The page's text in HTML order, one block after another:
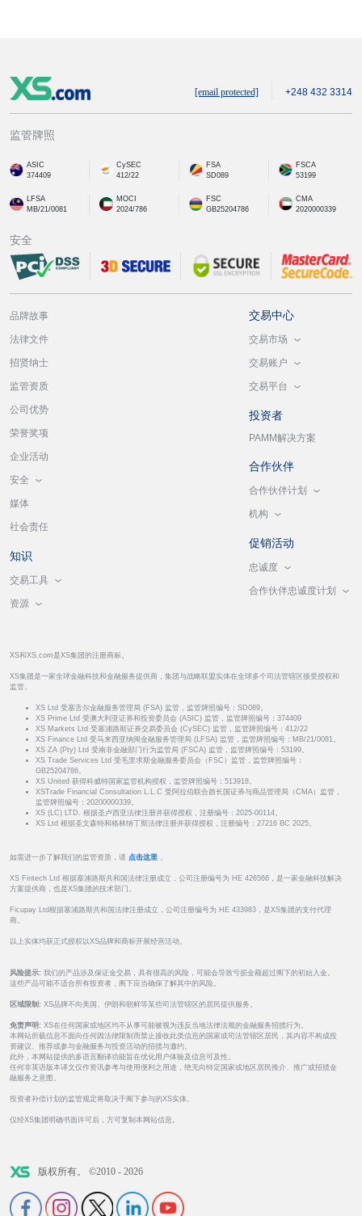
[email protected] +248 432 3314
监管牌照
ASIC
374409
CySEC
412/22
FSA
SD089
FSCA
53199
LFSA
MB/21/0081
MOCI
2024/786
FSC
GB25204786
CMA
2020000339
安全
品牌故事
法律文件
招贤纳士
监管资质
公司优势
荣誉奖项
企业活动
安全
媒体
社会责任
知识
交易工具
资源
交易中心
交易市场
交易账户
交易平台
投资者
PAMM解决方案
合作伙伴
合作伙伴计划
机构
促销活动
忠诚度
合作伙伴忠诚度计划
XS和XS.com是XS集团的注册商标。
XS集团是一家全球金融科技和金融服务提供商，集团与战略联盟实体在全球多个司法管辖区接受授权和
监管。
XS Ltd 受塞舌尔金融服务管理局 (FSA) 监管，监管牌照编号：SD089。
XS Prime Ltd 受澳大利亚证券和投资委员会 (ASIC) 监管，监管牌照编号：374409
XS Markets Ltd 受塞浦路斯证券交易委员会 (CySEC) 监管，监管牌照编号：412/22
XS Finance Ltd 受马来西亚纳闽金融服务管理局 (LFSA) 监管，监管牌照编号：MB/21/0081。
XS ZA (Pty) Ltd 受南非金融部门行为监管局 (FSCA) 监管，监管牌照编号：53199。
XS Trade Services Ltd 受毛里求斯金融服务委员会（FSC）监管，监管牌照编号：
GB25204786。
XS United 获得科威特国家监管机构授权，监管牌照编号：513918。
XSTrade Financial Consultation L.L.C 受阿拉伯联合酋长国证券与商品管理局（CMA）监管，
监管牌照编号：20200000339。
XS (LC) LTD. 根据圣卢西亚法律注册并获得授权，注册编号：2025-00114。
XS Ltd 根据圣文森特和格林纳丁斯法律注册并获得授权，注册编号：27216 BC 2025。
如需进一步了解我们的监管资质，请 点击这里 。
XS Fintech Ltd 根据塞浦路斯共和国法律注册成立，公司注册编号为 HE 426566，是一家金融科技解决
方案提供商，也是XS集团的技术部门。
Ficupay Ltd根据塞浦路斯共和国法律注册成立，公司注册编号为 HE 433983，是XS集团的支付代理
商。
以上实体均获正式授权以XS品牌和商标开展经营活动。
风险提示: 我们的产品涉及保证金交易，具有很高的风险，可能会导致亏损金额超过阁下的初始入金。
这些产品可能不适合所有投资者，阁下应当确保了解其中的风险。
区域限制: XS品牌不向美国、伊朗和朝鲜等某些司法管辖区的居民提供服务。
免责声明: XS在任何国家或地区均不从事可能被视为违反当地法律法规的金融服务招揽行为。
本网站所载信息不面向任何因法律限制而禁止接收此类信息的国家或司法管辖区居民，其内容不构成投
资建议、推荐或参与金融服务与投资活动的招揽与邀约。
此外，本网站提供的多语言翻译功能旨在优化用户体验及信息可及性。
任何非英语版本译文仅作资讯参考与使用便利之用途，绝无向特定国家或地区居民推介、推广或招揽金
融服务之意图。
投资者补偿计划的监管规定将取决于阁下参与的XS实体。
仅经XS集团明确书面许可后，方可复制本网站信息。
版权所有。 ©2010 - 2026